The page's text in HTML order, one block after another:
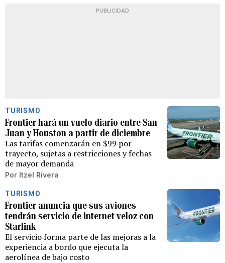
PUBLICIDAD
TURISMO
Frontier hará un vuelo diario entre San
Juan y Houston a partir de diciembre
Las tarifas comenzarán en $99 por
trayecto, sujetas a restricciones y fechas
de mayor demanda
Por Itzel Rivera
TURISMO
Frontier anuncia que sus aviones
tendrán servicio de internet veloz con
Starlink
El servicio forma parte de las mejoras a la
experiencia a bordo que ejecuta la
aerolínea de bajo costo